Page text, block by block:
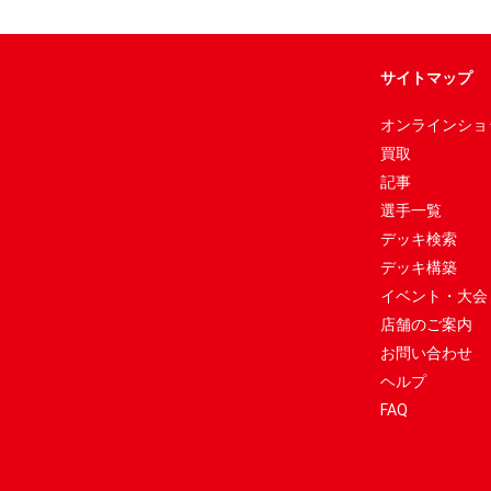
サイトマップ
オンラインシ
買取
記事
選手一覧
デッキ検索
デッキ構築
イベント・大会
店舗のご案内
お問い合わせ
ヘルプ
FAQ